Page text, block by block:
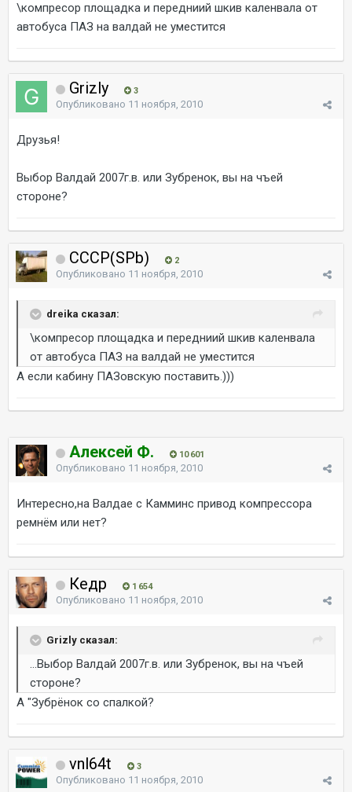
\компресор площадка и передниий шкив каленвала от
автобуса ПАЗ на валдай не уместится
Grizly 3
Опубликовано 11 ноября, 2010
Друзья!
Выбор Валдай 2007г.в. или Зубренок, вы на чъей
стороне?
CCCP(SPb) 2
Опубликовано 11 ноября, 2010
dreika сказал:
\компресор площадка и передниий шкив каленвала
от автобуса ПАЗ на валдай не уместится
А если кабину ПАЗовскую поставить.)))
Алексей Ф. 10 601
Опубликовано 11 ноября, 2010
Интересно,на Валдае с Камминс привод компрессора
ремнём или нет?
Кедр 1 654
Опубликовано 11 ноября, 2010
Grizly сказал:
...Выбор Валдай 2007г.в. или Зубренок, вы на чъей
стороне?
А "Зубрёнок со спалкой?
vnl64t 3
Опубликовано 11 ноября, 2010